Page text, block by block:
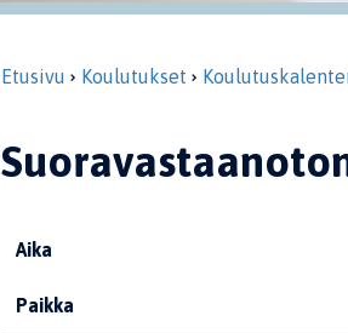
Etusivu Koulutukset
Aika
Paikka